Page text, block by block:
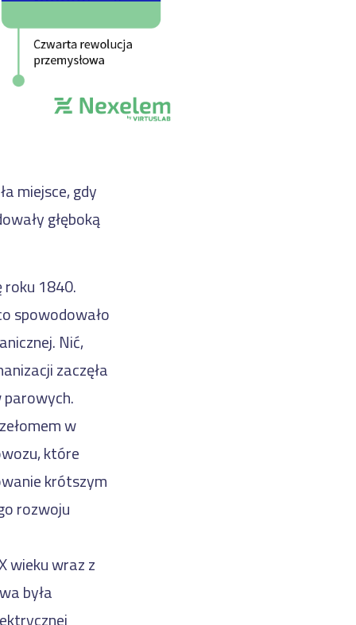
miejsce, gdy
głęboką
1840.
spowodowało
Nić,
zaczęła
w
które
krótszym
rozwoju
wieku wraz z
była